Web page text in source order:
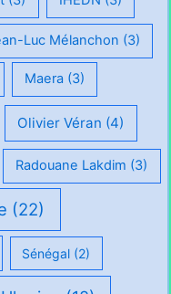
Luc Mélanchon (3)
Maera (3)
Olivier Véran (4)
Radouane Lakdim (3)
(22)
Sénégal (2)